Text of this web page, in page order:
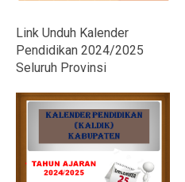
Link Unduh Kalender
Pendidikan 2024/2025
Seluruh Provinsi